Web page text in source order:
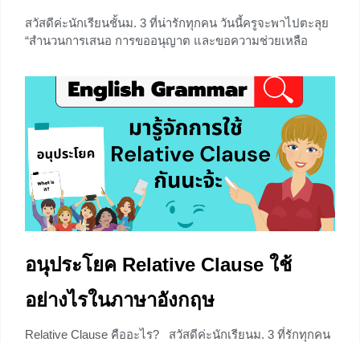
สวัสดีค่ะนักเรียนชั้นม. 3 ที่น่ารักทุกคน วันนี้ครูจะพาไปตะลุย
“สำนวนการเสนอ การขออนุญาต และขอความช่วยเหลือ
เหลือในสถานการณ์ต่างๆ ถ้าพร้อมแล้วก็ไปลุยกันเลยจร้า
สำนวนการเสนอ ในชีวิตประจำวันของเรานั้น ล้วนจะต้องเจอ
กลุ่มประโยคคำถามในเชิงชักชวน และการเสนอแนะที่ใช้เป็น
รูปแบบคำถามนั้นถือเป็นการเสนอแนะชักชวนทางอ้อม ถ้า
เทียบกับนิสัยคนไทยแล้ว ก็เพื่อแสดงถึงความเกรงใจ ไม่พูดมา
ตรงๆ เพื่อจุดประสงคืบางอย่าง ซึ่งเป็นนิสัยที่คนไทยส่วนใหญ่
มีอยู่แล้ว ในภาษาอังกฤษการใช้ภาษาเหล่านี้จะทำให้การ
สนทนาดูเป็นธรรมชาติและคล่องมากขึ้น โดยที่บางครั้งผู้ถาม
นั้นหว่านล้อมผู้ฟังด้วยการ ชวนให้ทำ หรือแนะนำให้ทำนั่นเอง
ประโยคคำถามที่ใช้มีดังนี้
0
อนุประโยค Relative Clause ใช้
อย่างไรในภาษาอังกฤษ
Relative Clause คืออะไร? สวัสดีค่ะนักเรียนม. 3 ที่รักทุกคน